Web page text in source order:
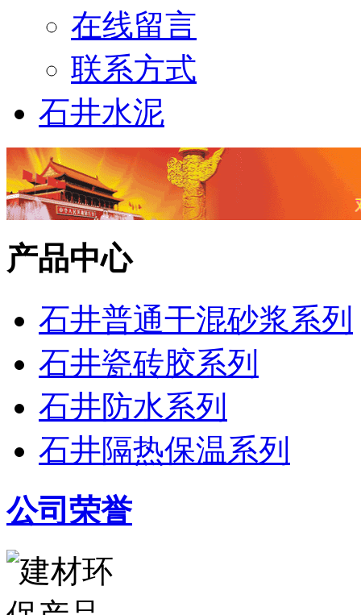
在线留言
联系方式
石井水泥
产品中心
石井普通干混砂浆系列
石井瓷砖胶系列
石井防水系列
石井隔热保温系列
公司荣誉